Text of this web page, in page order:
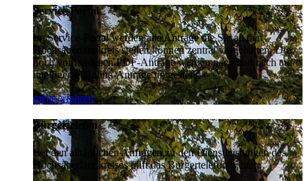
Service-Portal
Im Service-Portal werden alle Anträge die Sie an den
Hochsauerlandkreis stellen können zentral vorgehalten. Die
noch vorhandenen PDF-Anträge werden nach und nach auf
intelligente Online-Anträge umgestellt.
mehr erfahren
Bürgertelefon
Bei den alltäglichen Anfragen zu den Dienstleistungen des
Hochsauerlandkreises hilft das Bürgertelefon weiter.